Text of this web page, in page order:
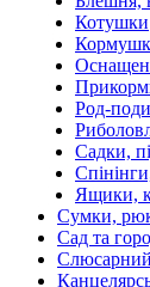
Котушки
Род-поди
Садки,
Ящики,
Сумки,
Сад та
Слюсарний